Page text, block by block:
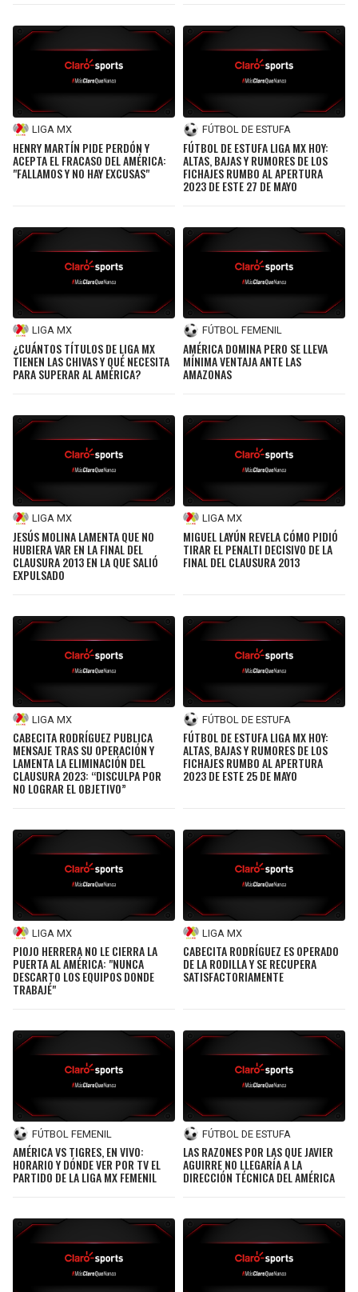
LIGA MX
HENRY MARTÍN PIDE PERDÓN Y
ACEPTA EL FRACASO DEL AMÉRICA:
"FALLAMOS Y NO HAY EXCUSAS"
FÚTBOL DE ESTUFA
FÚTBOL DE ESTUFA LIGA MX HOY:
ALTAS, BAJAS Y RUMORES DE LOS
FICHAJES RUMBO AL APERTURA
2023 DE ESTE 27 DE MAYO
LIGA MX
¿CUÁNTOS TÍTULOS DE LIGA MX
TIENEN LAS CHIVAS Y QUÉ NECESITA
PARA SUPERAR AL AMÉRICA?
FÚTBOL FEMENIL
AMÉRICA DOMINA PERO SE LLEVA
MÍNIMA VENTAJA ANTE LAS
AMAZONAS
LIGA MX
JESÚS MOLINA LAMENTA QUE NO
HUBIERA VAR EN LA FINAL DEL
CLAUSURA 2013 EN LA QUE SALIÓ
EXPULSADO
LIGA MX
MIGUEL LAYÚN REVELA CÓMO PIDIÓ
TIRAR EL PENALTI DECISIVO DE LA
FINAL DEL CLAUSURA 2013
LIGA MX
CABECITA RODRÍGUEZ PUBLICA
MENSAJE TRAS SU OPERACIÓN Y
LAMENTA LA ELIMINACIÓN DEL
CLAUSURA 2023: “DISCULPA POR
NO LOGRAR EL OBJETIVO”
FÚTBOL DE ESTUFA
FÚTBOL DE ESTUFA LIGA MX HOY:
ALTAS, BAJAS Y RUMORES DE LOS
FICHAJES RUMBO AL APERTURA
2023 DE ESTE 25 DE MAYO
LIGA MX
PIOJO HERRERA NO LE CIERRA LA
PUERTA AL AMÉRICA: "NUNCA
DESCARTO LOS EQUIPOS DONDE
TRABAJÉ"
LIGA MX
CABECITA RODRÍGUEZ ES OPERADO
DE LA RODILLA Y SE RECUPERA
SATISFACTORIAMENTE
FÚTBOL FEMENIL
AMÉRICA VS TIGRES, EN VIVO:
HORARIO Y DÓNDE VER POR TV EL
PARTIDO DE LA LIGA MX FEMENIL
FÚTBOL DE ESTUFA
LAS RAZONES POR LAS QUE JAVIER
AGUIRRE NO LLEGARÍA A LA
DIRECCIÓN TÉCNICA DEL AMÉRICA